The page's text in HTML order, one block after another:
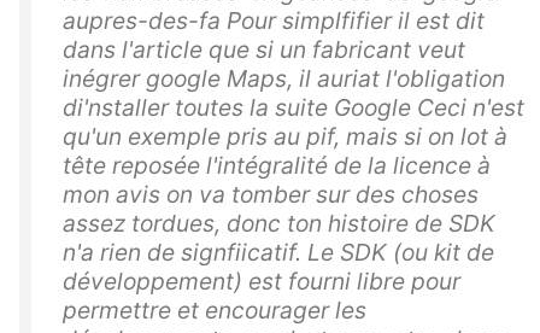
aupres-des-fa Pour simplfifier il est dit
dans l'article que si un fabricant veut
inégrer google Maps, il auriat l'obligation
di'nstaller toutes la suite Google Ceci n'est
qu'un exemple pris au pif, mais si on lot à
tête reposée l'intégralité de la licence à
mon avis on va tomber sur des choses
assez tordues, donc ton histoire de SDK
n'a rien de signfiicatif. Le SDK (ou kit de
développement) est fourni libre pour
permettre et encourager les